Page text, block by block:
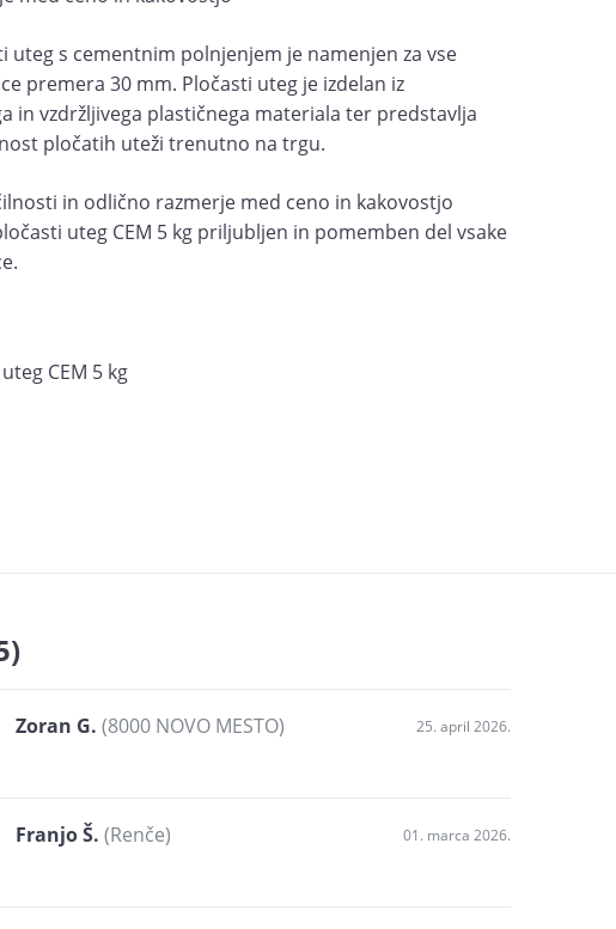
uteg s cementnim polnjenjem je namenjen za vse
premera 30 mm. Pločasti uteg je izdelan iz
in vzdržljivega plastičnega materiala ter predstavlja
pločatih uteži trenutno na trgu.
in odlično razmerje med ceno in kakovostjo
uteg CEM 5 kg priljubljen in pomemben del vsake
CEM 5 kg
Zoran G. (8000 NOVO MESTO) 25. april 2026.
Franjo Š. (Renče) 01. marca 2026.